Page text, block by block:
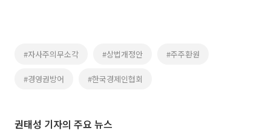
#자사주의무소각 #상법개정안 #주주환원
#경영권방어 #한국경제인협회
권태성 기자의 주요 뉴스